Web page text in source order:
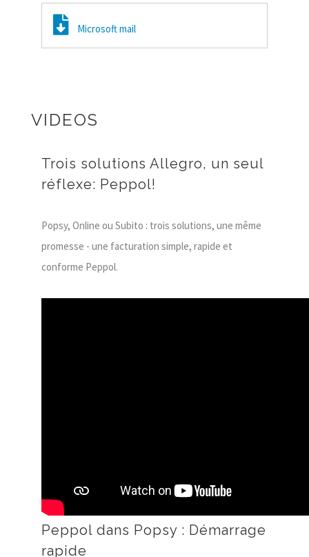
Microsoft mail
VIDEOS
Trois solutions Allegro, un seul
réflexe: Peppol!
Popsy, Online ou Subito : trois solutions, une même
promesse - une facturation simple, rapide et
conforme Peppol.
Peppol dans Popsy : Démarrage
rapide